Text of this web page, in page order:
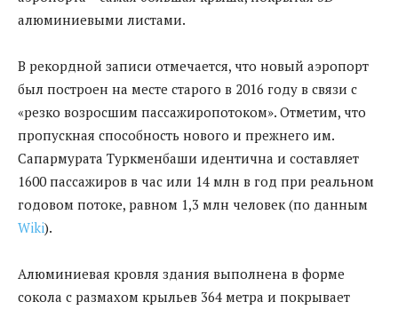
алюминиевыми листами.
В рекордной записи отмечается, что новый аэропорт
был построен на месте старого в 2016 году в связи с
«резко возросшим пассажиропотоком». Отметим, что
пропускная способность нового и прежнего им.
Сапармурата Туркменбаши идентична и составляет
1600 пассажиров в час или 14 млн в год при реальном
годовом потоке, равном 1,3 млн человек (по данным
Wiki).
Алюминиевая кровля здания выполнена в форме
сокола с размахом крыльев 364 метра и покрывает